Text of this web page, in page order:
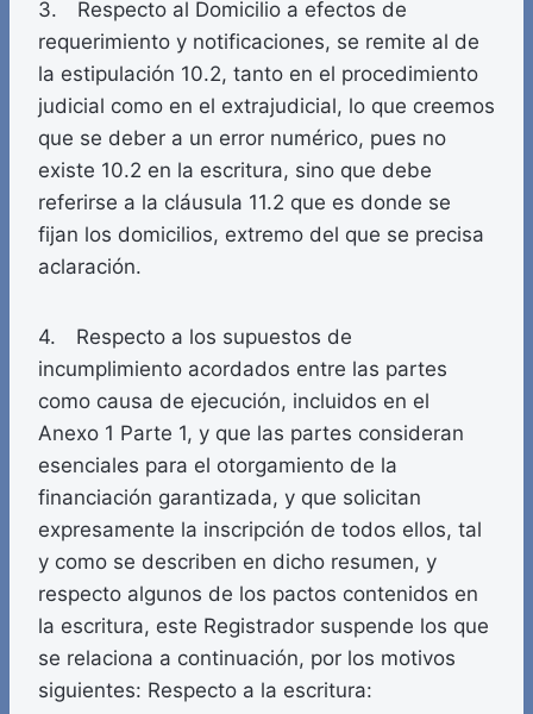
3. Respecto al Domicilio a efectos de
requerimiento y notificaciones, se remite al de
la estipulación 10.2, tanto en el procedimiento
judicial como en el extrajudicial, lo que creemos
que se deber a un error numérico, pues no
existe 10.2 en la escritura, sino que debe
referirse a la cláusula 11.2 que es donde se
fijan los domicilios, extremo del que se precisa
aclaración.
4. Respecto a los supuestos de
incumplimiento acordados entre las partes
como causa de ejecución, incluidos en el
Anexo 1 Parte 1, y que las partes consideran
esenciales para el otorgamiento de la
financiación garantizada, y que solicitan
expresamente la inscripción de todos ellos, tal
y como se describen en dicho resumen, y
respecto algunos de los pactos contenidos en
la escritura, este Registrador suspende los que
se relaciona a continuación, por los motivos
siguientes: Respecto a la escritura: